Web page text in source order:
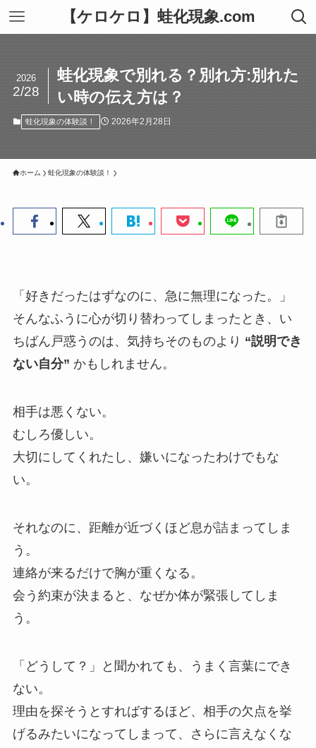
【ケロケロ】蛙化現象.com
蛙化現象で別れる？別れ方:別れた
い時の伝え方は？
2026
2/28
蛙化現象の体験談！ 2026年2月28日
ホーム 蛙化現象の体験談！
「好きだったはずなのに、急に無理になった。」
そんなふうに心が切り替わってしまったとき、い
ちばん戸惑うのは、気持ちそのものより “説明でき
ない自分” かもしれません。
相手は悪くない。
むしろ優しい。
大切にしてくれたし、嫌いになったわけでもな
い。
それなのに、距離が近づくほど息が詰まってしま
う。
連絡が来るだけで胸が重くなる。
会う約束が決まると、なぜか体が緊張してしま
う。
「どうして？」と聞かれても、うまく言葉にでき
ない。
理由を探そうとすればするほど、相手の欠点を挙
げるみたいになってしまって、さらに言えなくな